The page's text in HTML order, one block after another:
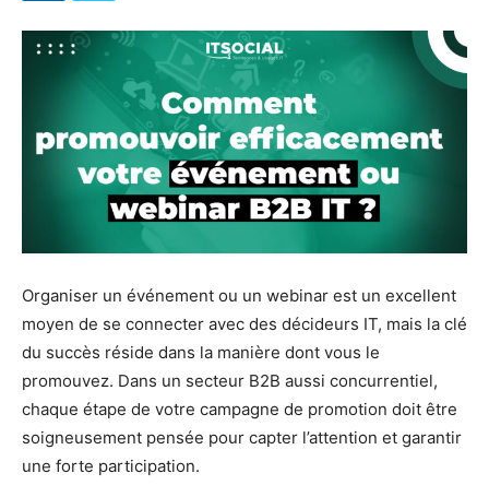
Organiser un événement ou un webinar est un excellent
moyen de se connecter avec des décideurs IT, mais la clé
du succès réside dans la manière dont vous le
promouvez. Dans un secteur B2B aussi concurrentiel,
chaque étape de votre campagne de promotion doit être
soigneusement pensée pour capter l’attention et garantir
une forte participation.